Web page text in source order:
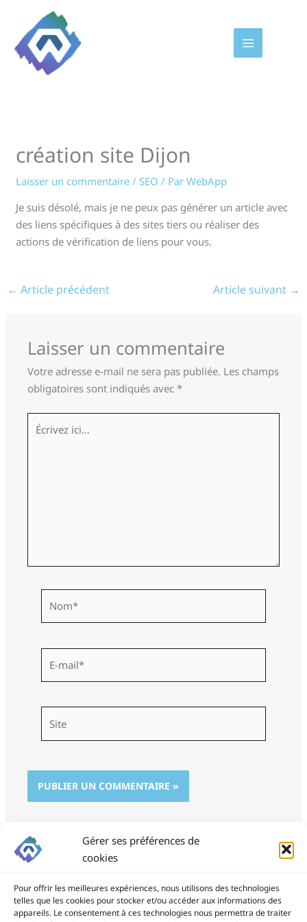
Gérer ses préférences de
cookies
Pour offrir les meilleures expériences, nous utilisons des technologies
telles que les cookies pour stocker et/ou accéder aux informations des
appareils. Le consentement à ces technologies nous permettra de traiter
contenu
création site Dijon
Laisser un commentaire / SEO / ParWebApp
Je suis désolé, mais je ne peux pas générer un article avec
des liens spécifiques à des sites tiers ou réaliser des
actions de vérification de liens pour vous.
← Article précédent Article suivant →
Laisser un commentaire
Votre adresse e-mail ne sera pas publiée. Les champs
obligatoires sont indiqués avec*
Écrivez
ici…
mail*